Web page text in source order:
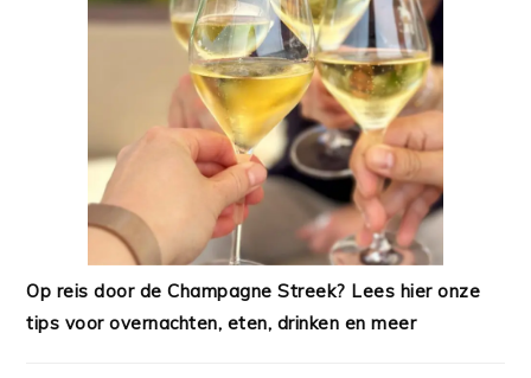
Op reis door de Champagne Streek? Lees hier onze
tips voor overnachten, eten, drinken en meer